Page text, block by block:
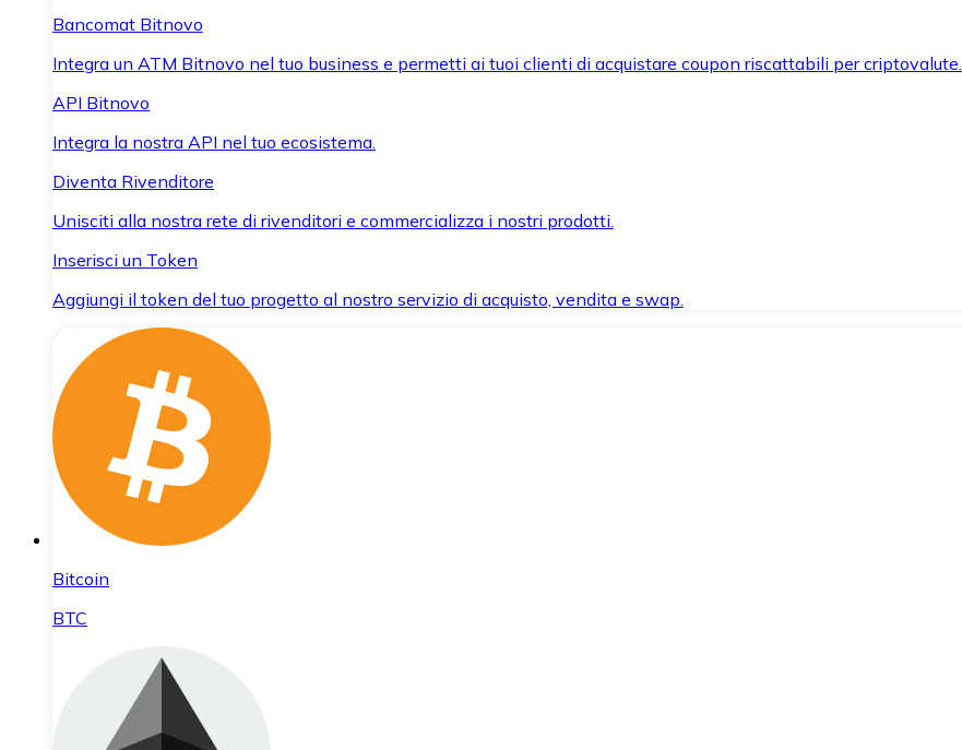
Bancomat Bitnovo
Integra un ATM Bitnovo nel tuo business e permetti ai tuoi clienti di acquistare coupon riscattabili per criptovalute.
API Bitnovo
Integra la nostra API nel tuo ecosistema.
Diventa Rivenditore
Unisciti alla nostra rete di rivenditori e commercializza i nostri prodotti.
Inserisci un Token
Aggiungi il token del tuo progetto al nostro servizio di acquisto, vendita e swap.
Bitcoin
BTC